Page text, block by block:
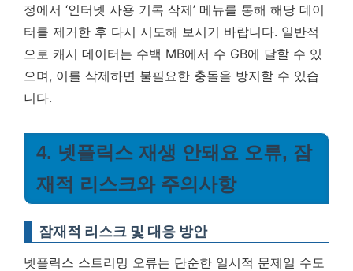
정에서 ‘인터넷 사용 기록 삭제’ 메뉴를 통해 해당 데이
터를 제거한 후 다시 시도해 보시기 바랍니다. 일반적
으로 캐시 데이터는 수백 MB에서 수 GB에 달할 수 있
으며, 이를 삭제하면 불필요한 충돌을 방지할 수 있습
니다.
4. 넷플릭스 재생 안돼요 오류, 잠
재적 리스크와 주의사항
잠재적 리스크 및 대응 방안
넷플릭스 스트리밍 오류는 단순한 일시적 문제일 수도